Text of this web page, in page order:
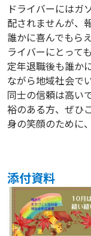
ドライバーにはガ
配されませんが、
誰かに喜んでもら
ライバーにとって
定年退職後も誰か
ながら地域社会で
同士の信頼は高い
裕のある方、ぜひ
身の笑顔のために
添付資料